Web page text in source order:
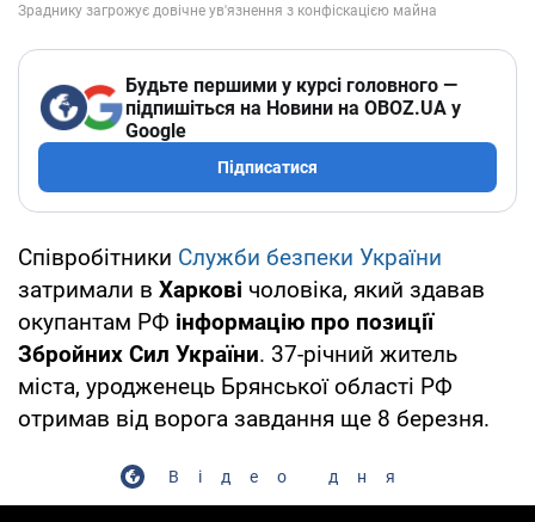
Будьте першими у курсі головного —
підпишіться на Новини на OBOZ.UA у
Google
Підписатися
Співробітники Служби безпеки України
затримали в Харкові чоловіка, який здавав
окупантам РФ інформацію про позиції
Збройних Сил України. 37-річний житель
міста, уродженець Брянської області РФ
отримав від ворога завдання ще 8 березня.
Відео дня